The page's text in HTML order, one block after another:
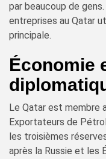
par beaucoup de
entreprises au Qatar
principale.
Économie
Le Qatar est membre
Exportateurs de
les troisièmes
après la Russie et les